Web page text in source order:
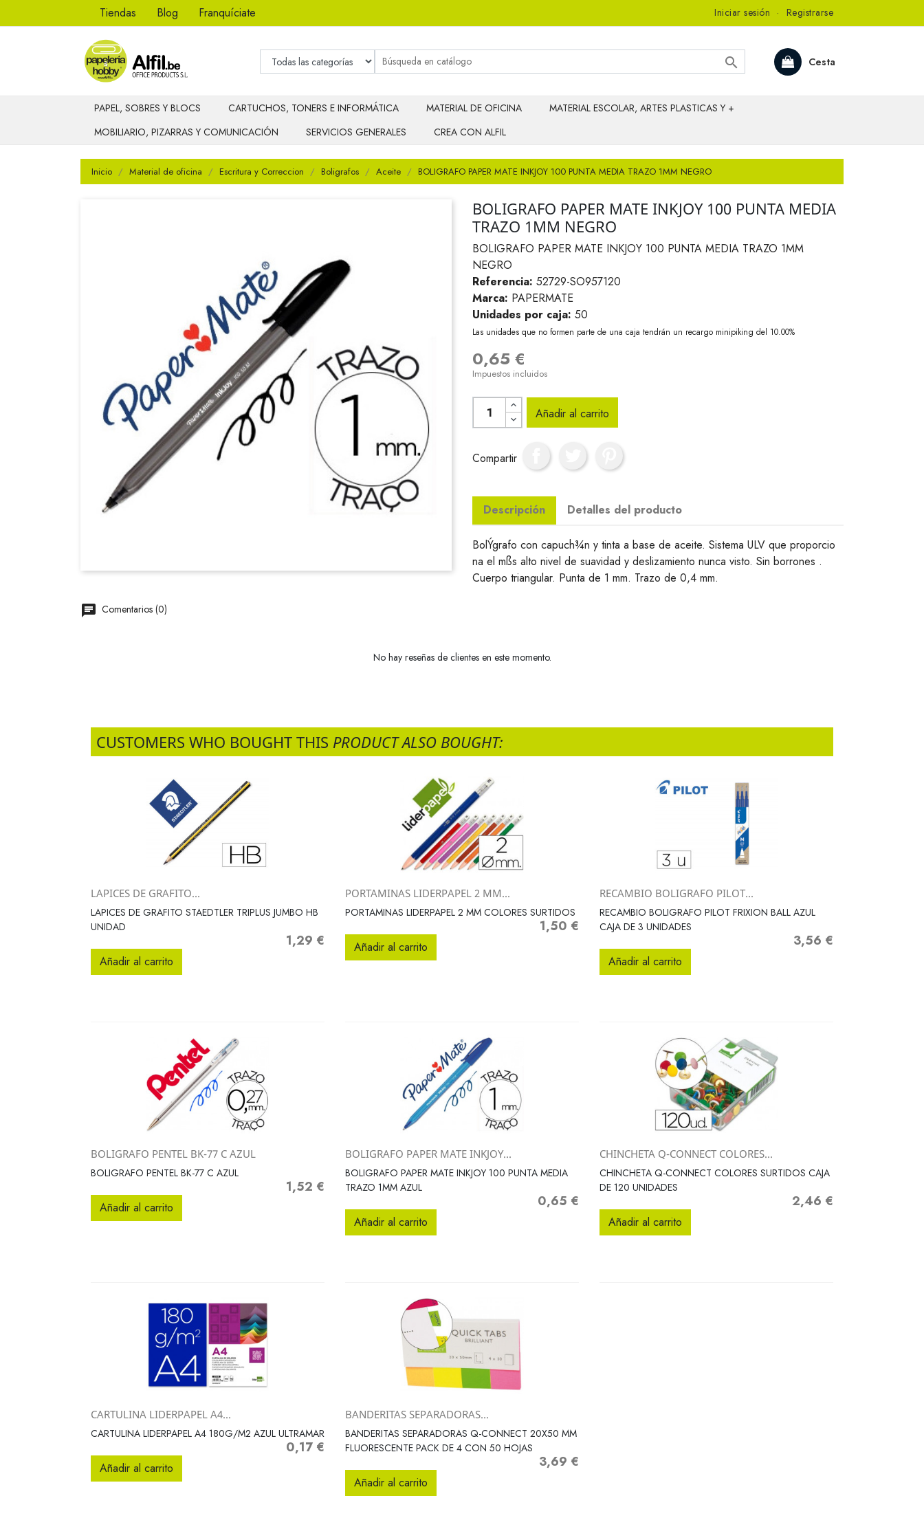
Tiendas Blog Franquíciate Iniciar sesión · Registrarse
Cesta

PAPEL, SOBRES Y BLOCS CARTUCHOS, TONERS E INFORMÁTICA MATERIAL DE OFICINA
MATERIAL ESCOLAR, ARTES PLASTICAS Y +
MOBILIARIO, PIZARRAS Y COMUNICACIÓN
SERVICIOS GENERALES CREA CON ALFIL
Inicio Material de oficina Escritura y Correccion Boligrafos Aceite BOLIGRAFO PAPER MATE INKJOY 100 PUNTA MEDIA TRAZO 1MM NEGRO
BOLIGRAFO PAPER MATE INKJOY 100 PUNTA MEDIA
TRAZO 1MM NEGRO
BOLIGRAFO PAPER MATE INKJOY 100 PUNTA MEDIA TRAZO 1MM
NEGRO
Referencia: 52729-SO957120
Marca: PAPERMATE
Unidades por caja: 50
Las unidades que no formen parte de una caja tendrán un recargo minipiking del 10.00%
0,65 €
Impuestos incluidos
Añadir al carrito
Compartir
Descripción Detalles del producto
BolÝgrafo con capuch¾n y tinta a base de aceite. Sistema ULV que proporcio
na el mßs alto nivel de suavidad y deslizamiento nunca visto. Sin borrones .
Cuerpo triangular. Punta de 1 mm. Trazo de 0,4 mm.
Comentarios (0)
No hay reseñas de clientes en este momento.
CUSTOMERS WHO BOUGHT THIS PRODUCT ALSO BOUGHT:
Vista rápida
LAPICES DE GRAFITO...
LAPICES DE GRAFITO STAEDTLER TRIPLUS JUMBO HB
UNIDAD
Precio
1,29 €
Añadir al carrito
Vista rápida
PORTAMINAS LIDERPAPEL 2 MM...
PORTAMINAS LIDERPAPEL 2 MM COLORES SURTIDOS
Precio
1,50 €
Añadir al carrito
Vista rápida
RECAMBIO BOLIGRAFO PILOT...
RECAMBIO BOLIGRAFO PILOT FRIXION BALL AZUL
CAJA DE 3 UNIDADES
Precio
3,56 €
Añadir al carrito
Vista rápida
BOLIGRAFO PENTEL BK-77 C AZUL
BOLIGRAFO PENTEL BK-77 C AZUL
Precio
1,52 €
Añadir al carrito
 Vista rápida
BOLIGRAFO PAPER MATE INKJOY...
BOLIGRAFO PAPER MATE INKJOY 100 PUNTA MEDIA
TRAZO 1MM AZUL
Precio
0,65 €
Añadir al carrito
Vista rápida
CHINCHETA Q-CONNECT COLORES...
CHINCHETA Q-CONNECT COLORES SURTIDOS CAJA
DE 120 UNIDADES
Precio
2,46 €
Añadir al carrito
Vista rápida
CARTULINA LIDERPAPEL A4...
CARTULINA LIDERPAPEL A4 180G/M2 AZUL ULTRAMAR
Precio
0,17 €
Añadir al carrito
 Vista rápida
BANDERITAS SEPARADORAS...
BANDERITAS SEPARADORAS Q-CONNECT 20X50 MM
FLUORESCENTE PACK DE 4 CON 50 HOJAS
Precio
3,69 €
Añadir al carrito